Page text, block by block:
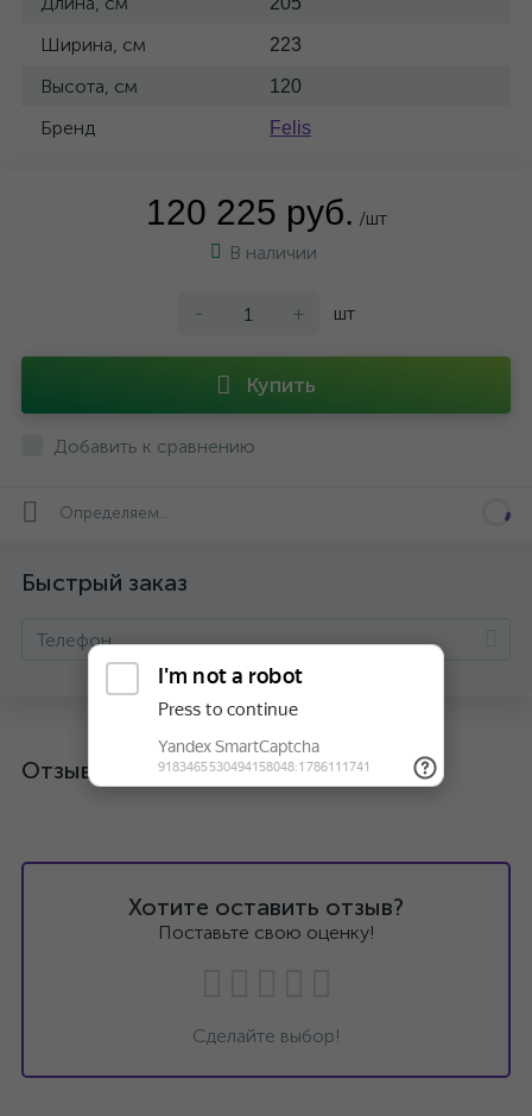
Ширина, см 223
Высота, см 120
Бренд Felis
120 225 руб. /шт
В наличии
- + шт
Купить
Добавить к сравнению
Определяем...
Быстрый заказ
Отзывы
Хотите оставить отзыв?
Поставьте свою оценку!
Сделайте выбор!